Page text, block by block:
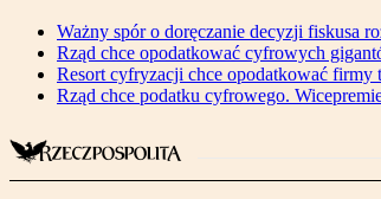
Ważny spór o doręczanie decyzji fiskusa
Rząd chce opodatkować cyfrowych
Resort cyfryzacji chce opodatkować firmy
Rząd chce podatku cyfrowego.